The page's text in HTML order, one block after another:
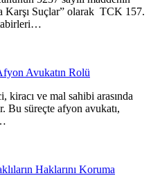
Karşı Suçlar” olarak TCK 157.
tabirleri…
Avukatın Rolü
kiracı ve mal sahibi arasında
Bu süreçte afyon avukatı,
Haklarını Koruma